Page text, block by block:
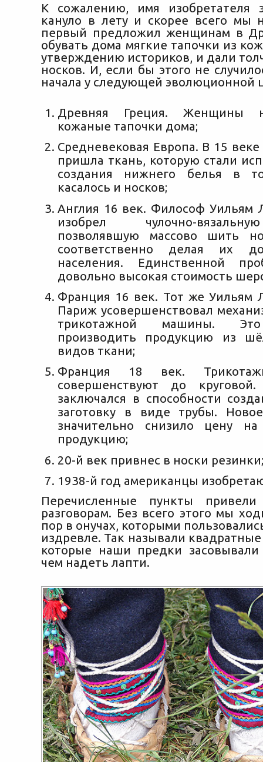
К сожалению, имя изобретателя
кануло в лету и скорее всего мы
первый предложил женщинам в
обувать дома мягкие тапочки из
утверждению историков, и дали
носков. И, если бы этого не
начала у следующей эволюционной
Древняя Греция. Женщины
кожаные тапочки дома;
Средневековая Европа. В 15
пришла ткань, которую стали
создания нижнего белья в
касалось и носков;
Англия 16 век. Философ Уильям
изобрел чулочно-
позволявшую массово шить
соответственно делая их
населения. Единственной
довольно высокая стоимость
Франция 16 век. Тот же Уильям
Париж усовершенствовал
трикотажной машины.
производить продукцию из
видов ткани;
Франция 18 век.
совершенствуют до
заключался в способности
заготовку в виде трубы.
значительно снизило цену
продукцию;
20-й век привнес в носки резинки;
1938-й год американцы
Перечисленные пункты
разговорам. Без всего этого мы
пор в онучах, которыми
издревле. Так называли квадратные
которые наши предки
чем надеть лапти.